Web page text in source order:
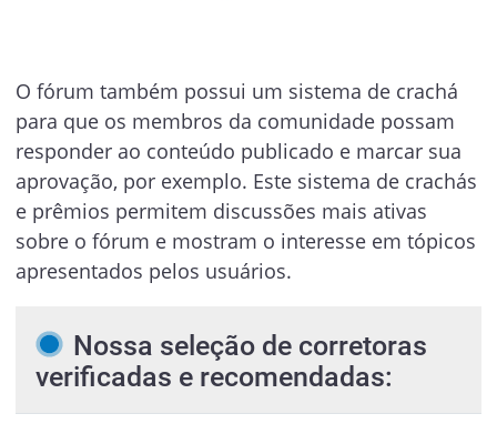
O fórum também possui um sistema de crachá
para que os membros da comunidade possam
responder ao conteúdo publicado e marcar sua
aprovação, por exemplo. Este sistema de crachás
e prêmios permitem discussões mais ativas
sobre o fórum e mostram o interesse em tópicos
apresentados pelos usuários.
Nossa seleção de corretoras
verificadas e recomendadas: